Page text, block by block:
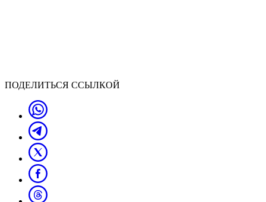
ПОДЕЛИТЬСЯ ССЫЛКОЙ